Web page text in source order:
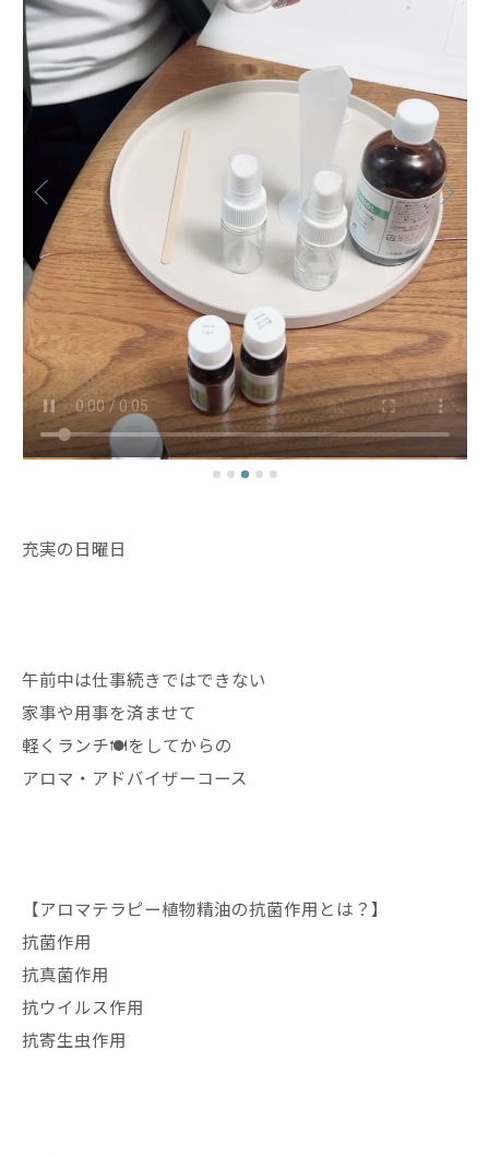
充実の日曜日
午前中は仕事続きではできない
家事や用事を済ませて
軽くランチ🍽️をしてからの
アロマ・アドバイザーコース
【アロマテラピー植物精油の抗菌作用とは？】
抗菌作用
抗真菌作用
抗ウイルス作用
抗寄生虫作用